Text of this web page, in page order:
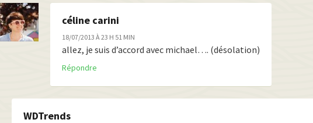
céline carini
18/07/2013 À 23 H 51 MIN
allez, je suis d’accord avec michael…. (désolation)
Répondre
WDTrends